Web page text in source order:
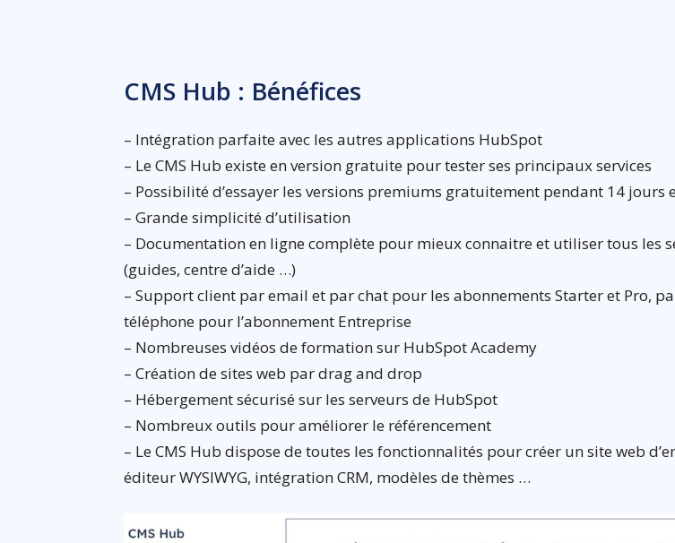
CMS Hub : Bénéfices
– Intégration parfaite avec les autres applications HubSpot
– Le CMS Hub existe en version gratuite pour tester ses principaux services
– Possibilité d’essayer les versions premiums gratuitement pendant 14 jours
– Grande simplicité d’utilisation
– Documentation en ligne complète pour mieux connaitre et utiliser tous les
(guides, centre d’aide …)
– Support client par email et par chat pour les abonnements Starter et Pro,
téléphone pour l’abonnement Entreprise
– Nombreuses vidéos de formation sur HubSpot Academy
– Création de sites web par drag and drop
– Hébergement sécurisé sur les serveurs de HubSpot
– Nombreux outils pour améliorer le référencement
– Le CMS Hub dispose de toutes les fonctionnalités pour créer un site web
éditeur WYSIWYG, intégration CRM, modèles de thèmes …